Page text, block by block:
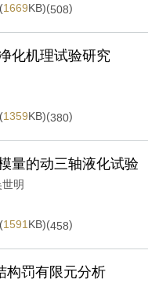
1669KB)(508)
化机理试验研究
1359KB)(380)
量的动三轴液化试验
明
1591 KB)(458)
构罚有限元分析